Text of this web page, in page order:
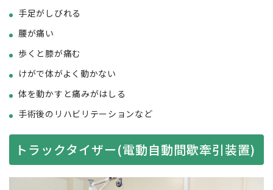
手足がしびれる
腰が痛い
歩くと膝が痛む
けがで体がよく動かない
体を動かすと痛みがはしる
手術後のリハビリテーションなど
トラックタイザー(電動自動間歇牽引装置)